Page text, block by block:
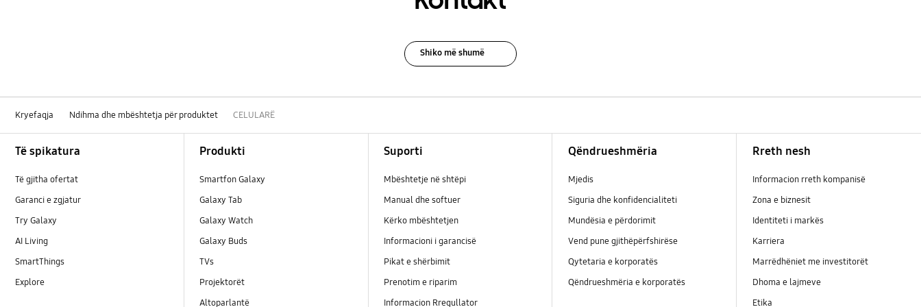
Fotoaparat
Mreža i WiFi
Mënyra e përdorimit
Napajanje
Pozivi i kontakti
Shiko më shumë
Kryefaqja Ndihma dhe mbështetja për produktet CELULARË
Të spikatura
Të gjitha ofertat
Garanci e zgjatur
Try Galaxy
AI Living
SmartThings
Explore
Produkti
Smartfon Galaxy
Galaxy Tab
Galaxy Watch
Galaxy Buds
TVs
Projektorët
Altoparlantë
Suporti
Mbështetje në shtëpi
Manual dhe softuer
Kërko mbështetjen
Informacioni i garancisë
Pikat e shërbimit
Prenotim e riparim
Informacion Rregullator
Qëndrueshmëria
Mjedis
Siguria dhe konfidencialiteti
Mundësia e përdorimit
Vend pune gjithëpërfshirëse
Qytetaria e korporatës
Qëndrueshmëria e korporatës
Rreth nesh
Informacion rreth kompanisë
Zona e biznesit
Identiteti i markës
Karriera
Marrëdhëniet me investitorët
Dhoma e lajmeve
Etika